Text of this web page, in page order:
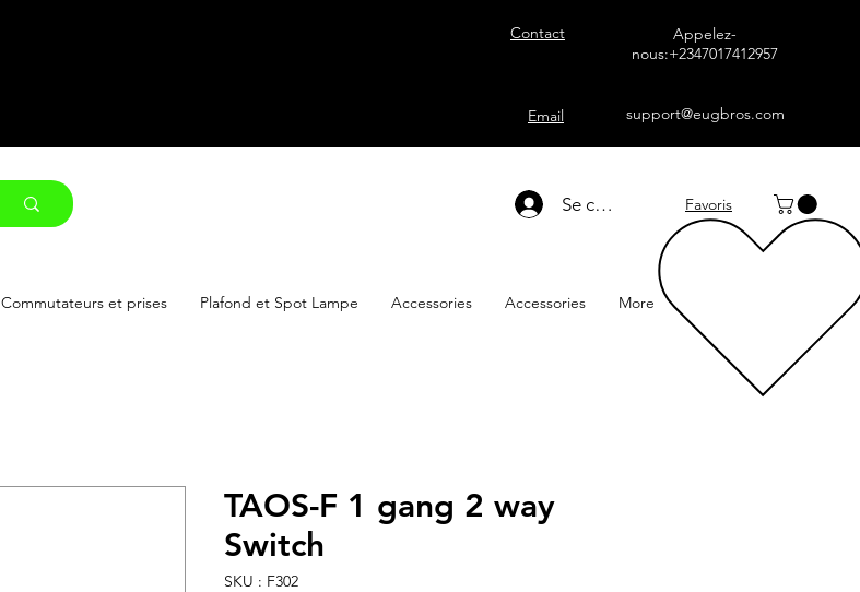
Contact
Email
Appelez-
nous:+2347017412957
support@eugbros.com
Se connecter Favoris
Commutateurs et prises Plafond et Spot Lampe Accessories Accessories More
TAOS-F 1 gang 2 way
Switch
SKU : F302